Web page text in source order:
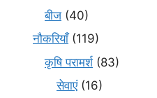
बीज (40)
नौकरियाँ(119)
कृषि परामर्श(83)
सेवाएं(16)